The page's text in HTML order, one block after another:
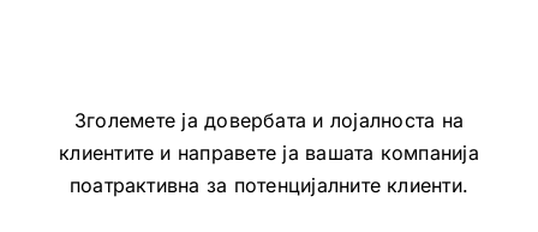
Зголемете ја довербата и лојалноста на
клиентите и направете ја вашата компанија
поатрактивна за потенцијалните клиенти.